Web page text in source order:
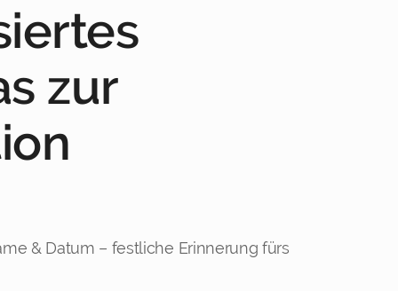
zur
& Datum – festliche Erinnerung fürs
4